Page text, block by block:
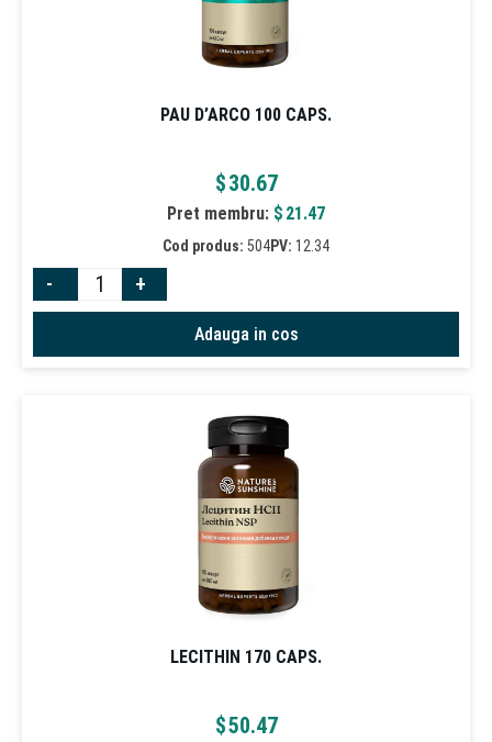
PAU D’ARCO 100 CAPS.
$30.67
Pret membru: $ 21.47
Cod produs: 504PV: 12.34
- +
Adauga in cos
LECITHIN 170 CAPS.
$50.47